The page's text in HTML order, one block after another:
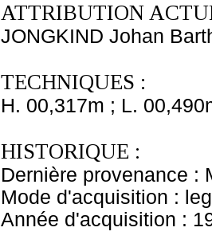
ATTRIBUTION
JONGKIND Johan
TECHNIQUES :
H. 00,317m ; L.
HISTORIQUE :
Dernière provenance :
Mode d'acquisition :
Année d'acquisition :